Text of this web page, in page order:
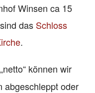
Winsen ca 15
das Schloss
.
können wir
abgeschleppt oder